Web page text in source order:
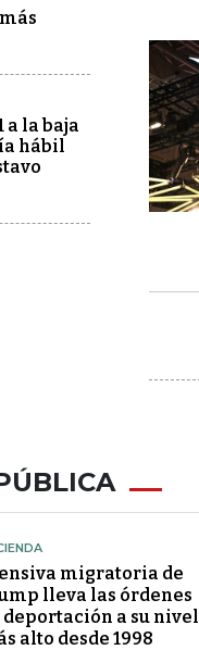
a la baja
hábil
migratoria de
lleva las órdenes
deportación a su nivel
alto desde 1998